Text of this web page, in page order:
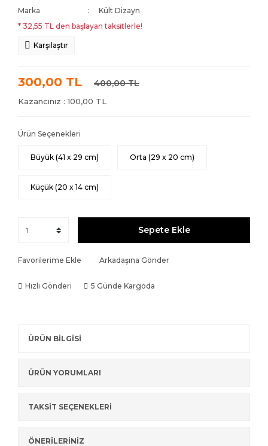
Marka
Kült Dizayn
* 32,55 TL den başlayan taksitlerle!
Karşılaştır
300,00 TL 400,00 TL
Kazancınız : 100,00 TL
Ürün Seçenekleri
Büyük (41 x 29 cm) Orta (29 x 20 cm)
Küçük (20 x 14 cm)
Sepete Ekle
Favorilerime Ekle Arkadaşına Gönder
Hızlı Gönderi 5 Günde Kargoda
ÜRÜN BİLGİSİ
ÜRÜN YORUMLARI
TAKSİT SEÇENEKLERİ
ÖNERİLERİNİZ